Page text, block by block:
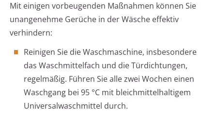
Mit einigen vorbeugenden Maßnahmen können Sie
unangenehme Gerüche in der Wäsche effektiv
verhindern:
Reinigen Sie die Waschmaschine, insbesondere
das Waschmittelfach und die Türdichtungen,
regelmäßig. Führen Sie alle zwei Wochen einen
Waschgang bei 95 °C mit bleichmittelhaltigem
Universalwaschmittel durch.